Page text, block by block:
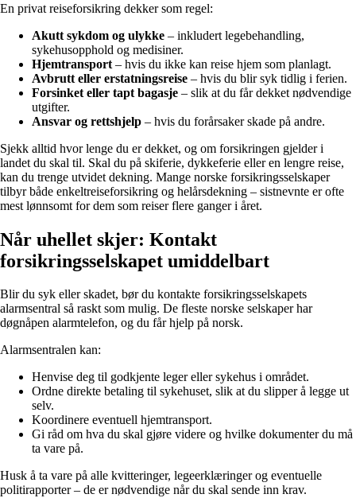
En privat reiseforsikring dekker som regel:
Akutt sykdom og ulykke – inkludert legebehandling,
sykehusopphold og medisiner.
Hjemtransport – hvis du ikke kan reise hjem som planlagt.
Avbrutt eller erstatningsreise – hvis du blir syk tidlig i ferien.
Forsinket eller tapt bagasje – slik at du får dekket nødvendige
utgifter.
Ansvar og rettshjelp – hvis du forårsaker skade på andre.
Sjekk alltid hvor lenge du er dekket, og om forsikringen gjelder i
landet du skal til. Skal du på skiferie, dykkeferie eller en lengre reise,
kan du trenge utvidet dekning. Mange norske forsikringsselskaper
tilbyr både enkeltreiseforsikring og helårsdekning – sistnevnte er ofte
mest lønnsomt for dem som reiser flere ganger i året.
Når uhellet skjer: Kontakt
forsikringsselskapet umiddelbart
Blir du syk eller skadet, bør du kontakte forsikringsselskapets
alarmsentral så raskt som mulig. De fleste norske selskaper har
døgnåpen alarmtelefon, og du får hjelp på norsk.
Alarmsentralen kan:
Henvise deg til godkjente leger eller sykehus i området.
Ordne direkte betaling til sykehuset, slik at du slipper å legge ut
selv.
Koordinere eventuell hjemtransport.
Gi råd om hva du skal gjøre videre og hvilke dokumenter du må
ta vare på.
Husk å ta vare på alle kvitteringer, legeerklæringer og eventuelle
politirapporter – de er nødvendige når du skal sende inn krav.